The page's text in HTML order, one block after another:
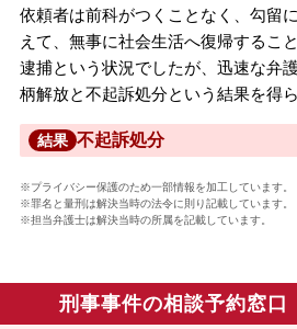
依頼者は前科がつくことなく、勾留
えて、無事に社会生活へ復帰するこ
逮捕という状況でしたが、迅速な弁
柄解放と不起訴処分という結果を得ら
結果 不起訴処分
※プライバシー保護のため一部情報を加工しています。
※罪名と量刑は解決当時の法令に則り記載しています。
※担当弁護士は解決当時の所属を記載しています。
刑事事件の相談予約窓口